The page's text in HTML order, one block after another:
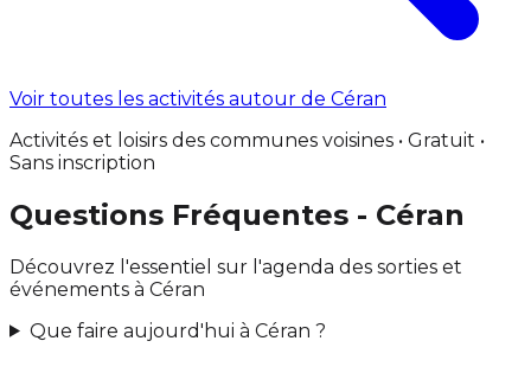
Voir toutes les activités autour de Céran
Activités et loisirs des communes voisines • Gratuit •
Sans inscription
Questions Fréquentes - Céran
Découvrez l'essentiel sur l'agenda des sorties et
événements à Céran
Que faire aujourd'hui à Céran ?